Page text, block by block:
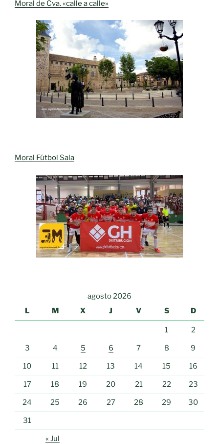
Moral de Cva. «calle a calle»
Moral Fútbol Sala
agosto 2026
L
M X J V S D
1 2
3 4 5 6 7 8 9
10 11 12 13 14 15 16
17 18 19 20 21 22 23
24 25 26 27 28 29 30
31
« Jul